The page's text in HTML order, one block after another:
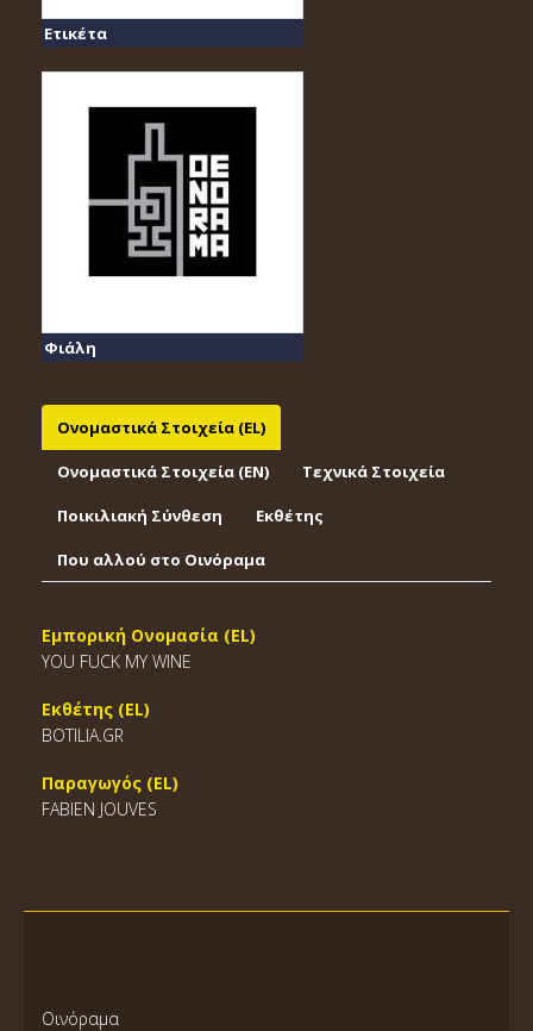
Ετικέτα
Φιάλη
Ονομαστικά Στοιχεία (EL)
Ονομαστικά Στοιχεία (EΝ) Τεχνικά Στοιχεία
Ποικιλιακή Σύνθεση Εκθέτης
Που αλλού στο Οινόραμα
Εμπορική Ονομασία (EL)
YOU FUCK MY WINE
Εκθέτης (EL)
BOTILIA.GR
Παραγωγός (EL)
FABIEN JOUVES
Οινόραμα